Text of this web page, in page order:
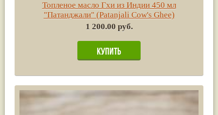
Топленое масло Гхи из Индии 450 мл
"Патанджали" (Patanjali Cow's Ghee)
1 200.00 руб.